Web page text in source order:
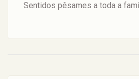
Sentidos pêsames a toda a